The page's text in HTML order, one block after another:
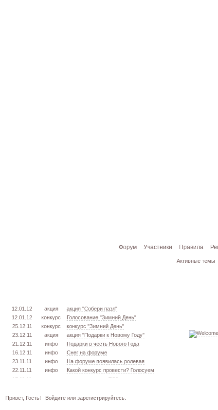
Форум Участники Правила
Активные темы
12.01.12 акция
акция "Собери пазл"
12.01.12
конкурс
Голосование "Зимний День"
25.12.11
конкурс
конкурс "Зимний День"
23.12.11
акция
акция "Подарки к Новому Году"
21.12.11
инфо
Подарки в честь Нового Года
16.12.11
инфо
Снег на форуме
23.11.11
инфо
На форуме появилась ролевая
22.11.11
инфо
Какой конкурс провести? Голосуем
17.11.11
извлекаем меш. TS3
15.11.11
урок
создаём свою обувь! TS3
Привет, Гость! Войдитеили зарегистрируйтесь.